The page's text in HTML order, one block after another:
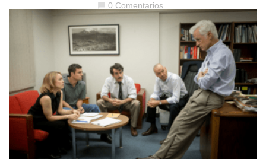
chat_bubble 0 Comentarios